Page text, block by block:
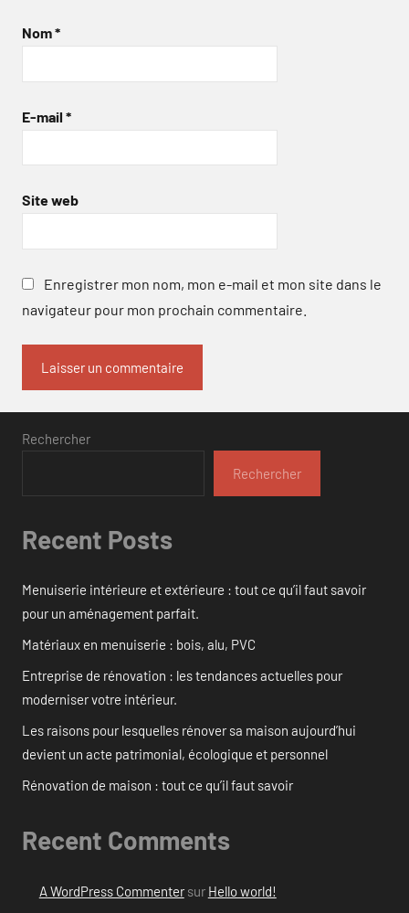
Nom*
E-mail *
Site web
Enregistrer mon nom, mon e-mail et mon site dans le
navigateur pour mon prochain commentaire.
Rechercher
Rechercher
Recent Posts
Menuiserie intérieure et extérieure : tout ce qu’il faut savoir
pour un aménagement parfait.
Matériaux en menuiserie : bois, alu, PVC
Entreprise de rénovation : les tendances actuelles pour
moderniser votre intérieur.
Les raisons pour lesquelles rénover sa maison aujourd’hui
devient un acte patrimonial, écologique et personnel
Rénovation de maison : tout ce qu’il faut savoir
Recent Comments
A WordPress Commentersur Hello world!